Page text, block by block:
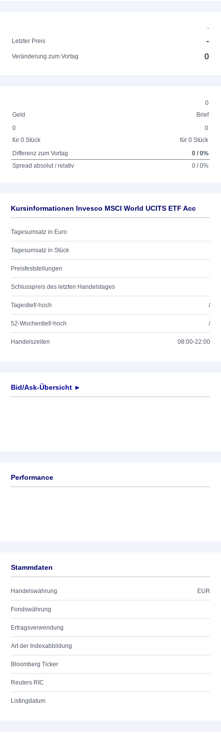
-
Letzter Preis
-
Veränderung zum Vortag 0
0
Geld
Brief
0
für 0 Stück
0
für 0 Stück
Differenz zum Vortag
0 / 0%
Spread absolut / relativ
0 / 0%
Kursinformationen Invesco MSCI World UCITS ETF Acc
Tagesumsatz in Euro
Tagesumsatz in Stück
Preisfeststellungen
Schlusspreis des letzten Handelstages
Tagestief/-hoch /
52-Wochentief/-hoch /
Handelszeiten 08:00-22:00
Bid/Ask-Übersicht ►
Performance
Stammdaten
Handelswährung EUR
Fondswährung
Ertragsverwendung
Art der Indexabbildung
Bloomberg Ticker
Reuters RIC
Listingdatum